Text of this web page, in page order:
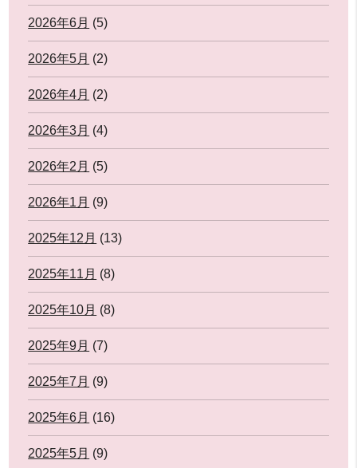
2026年6月 (5)
2026年5月 (2)
2026年4月 (2)
2026年3月 (4)
2026年2月 (5)
2026年1月 (9)
2025年12月 (13)
2025年11月 (8)
2025年10月 (8)
2025年9月 (7)
2025年7月 (9)
2025年6月 (16)
2025年5月 (9)